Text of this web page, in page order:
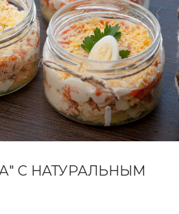
С НАТУРАЛЬНЫМ